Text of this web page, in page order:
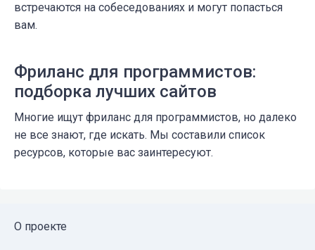
встречаются на собеседованиях и могут попасться
вам.
Фриланс для программистов:
подборка лучших сайтов
Многие ищут фриланс для программистов, но далеко
не все знают, где искать. Мы составили список
ресурсов, которые вас заинтересуют.
О проекте